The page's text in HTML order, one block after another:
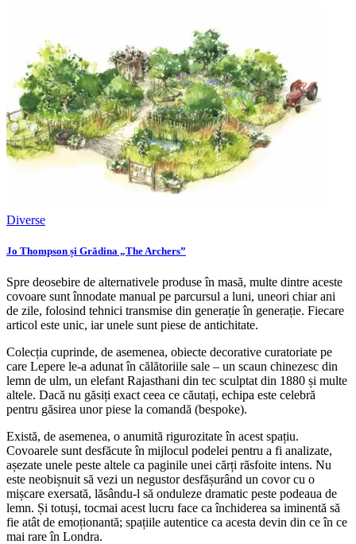
Diverse
Jo Thompson și Grădina „The Archers”
Spre deosebire de alternativele produse în masă, multe dintre aceste
covoare sunt înnodate manual pe parcursul a luni, uneori chiar ani
de zile, folosind tehnici transmise din generație în generație. Fiecare
articol este unic, iar unele sunt piese de antichitate.
Colecția cuprinde, de asemenea, obiecte decorative curatoriate pe
care Lepere le-a adunat în călătoriile sale – un scaun chinezesc din
lemn de ulm, un elefant Rajasthani din tec sculptat din 1880 și multe
altele. Dacă nu găsiți exact ceea ce căutați, echipa este celebră
pentru găsirea unor piese la comandă (bespoke).
Există, de asemenea, o anumită rigurozitate în acest spațiu.
Covoarele sunt desfăcute în mijlocul podelei pentru a fi analizate,
așezate unele peste altele ca paginile unei cărți răsfoite intens. Nu
este neobișnuit să vezi un negustor desfășurând un covor cu o
mișcare exersată, lăsându-l să onduleze dramatic peste podeaua de
lemn. Și totuși, tocmai acest lucru face ca închiderea sa iminentă să
fie atât de emoționantă; spațiile autentice ca acesta devin din ce în ce
mai rare în Londra.